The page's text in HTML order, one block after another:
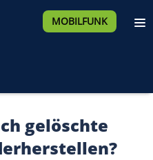
MOBILFUNK
gelöschte